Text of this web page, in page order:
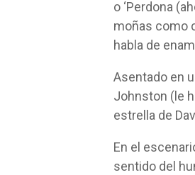
o ‘Perdona
moñas como
habla de
Asentado en
Johnston (le
estrella de
En el
sentido del